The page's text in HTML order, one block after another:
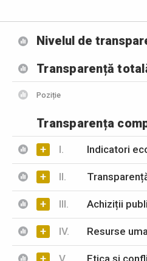
Nivelul de
Transparență
Poziție
Transparența
+ I. Indicatori
+ II.
+ III. Achiziții
+ IV. Resurse
V. Etica și